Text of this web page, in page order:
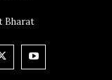
Bharat